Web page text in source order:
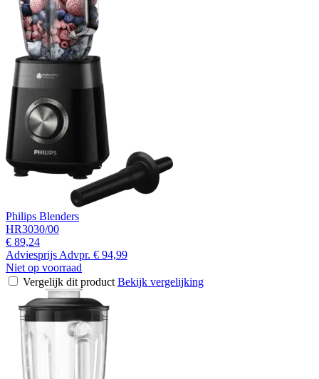
Philips Blenders
HR3030/00
€ 89,24
Adviesprijs Advpr. € 94,99
Niet op voorraad
Vergelijk dit product Bekijk vergelijking